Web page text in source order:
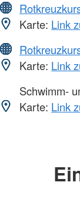
Karte: Link
Karte: Link
Schwimm-
Karte: Link